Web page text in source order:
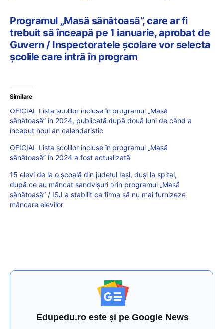
Programul „Masă sănătoasă”, care ar fi
trebuit să înceapă pe 1 ianuarie, aprobat de
Guvern / Inspectoratele școlare vor selecta
școlile care intră în program
Similare
OFICIAL Lista școlilor incluse în programul „Masă
sănătoasă” în 2024, publicată după două luni de când a
început noul an calendaristic
OFICIAL Lista școlilor incluse în programul „Masă
sănătoasă” în 2024 a fost actualizată
15 elevi de la o școală din județul Iași, duşi la spital,
după ce au mâncat sandvișuri prin programul „Masă
sănătoasă” / ISJ a stabilit ca firma să nu mai furnizeze
mâncare elevilor
Edupedu.ro este și pe Google News